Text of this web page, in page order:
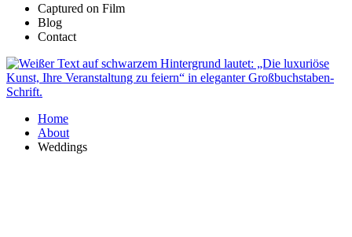
Captured on Film
Blog
Contact
Home
About
Weddings